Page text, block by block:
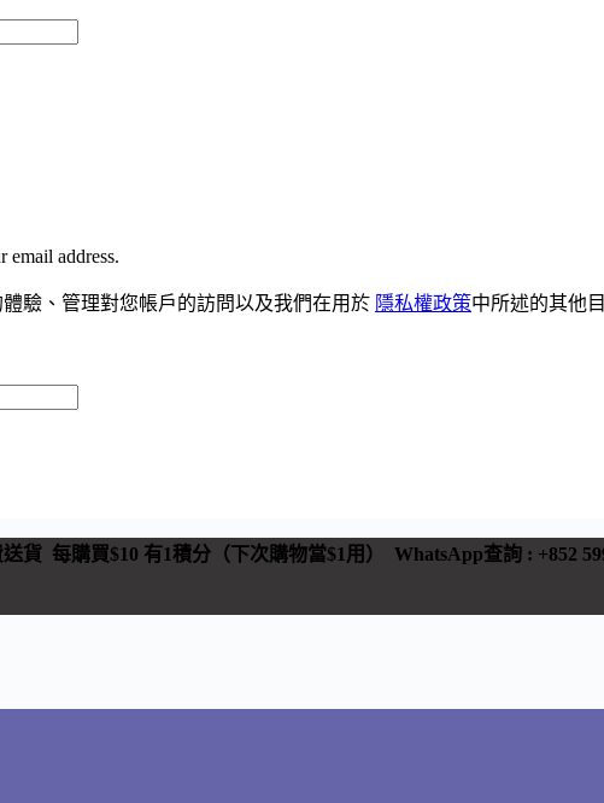
email address.
驗、管理對您帳戶的訪問以及我們在用於 隱私權政策中所述的其他
送貨 每購買$10 有1積分（下次購物當$1用） WhatsApp查詢 : +852